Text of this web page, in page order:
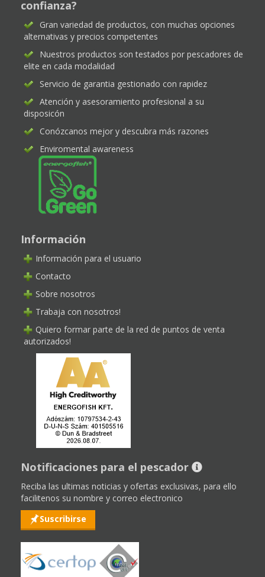
confianza?
Gran variedad de productos, con muchas opciones
alternativas y precios competentes
Nuestros productos son testados por pescadores de
elite en cada modalidad
Servicio de garantia gestionado con rapidez
Atención y asesoramiento profesional a su
disposicón
Conózcanos mejor y descubra más razones
Enviromental awareness
Información
Información para el usuario
Contacto
Sobre nosotros
Trabaja con nosotros!
Quiero formar parte de la red de puntos de venta
autorizados!
Notificaciones para el pescador
Reciba las ultimas noticias y ofertas exclusivas, para ello
facilitenos su nombre y correo electronico
Suscribirse